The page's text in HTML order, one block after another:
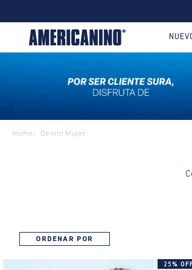
Home / Denim Mujer
ORDENAR POR
25%